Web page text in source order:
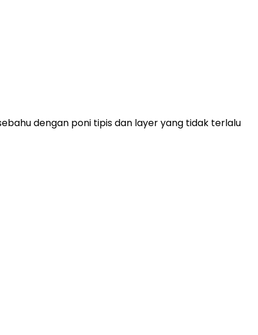
dengan poni tipis dan layer yang tidak terlalu